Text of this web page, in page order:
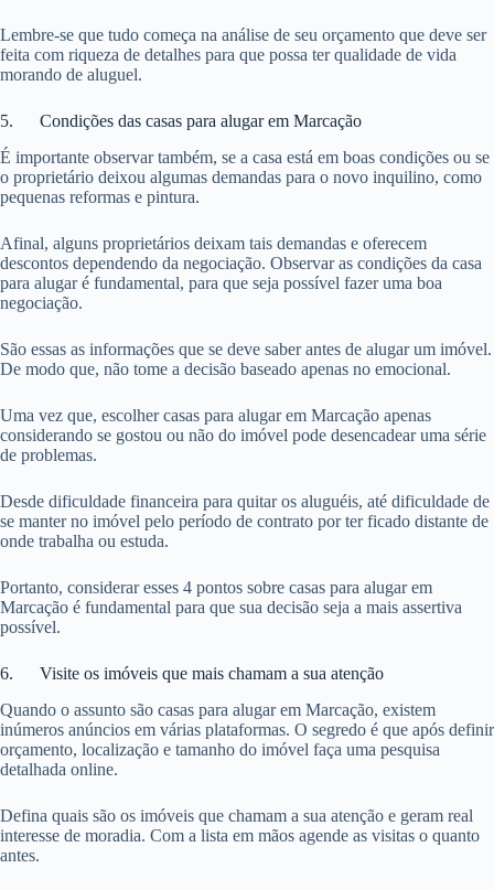
Lembre-se que tudo começa na análise de seu orçamento que deve ser
feita com riqueza de detalhes para que possa ter qualidade de vida
morando de aluguel.
5. Condições das casas para alugar em Marcação
É importante observar também, se a casa está em boas condições ou se
o proprietário deixou algumas demandas para o novo inquilino, como
pequenas reformas e pintura.
Afinal, alguns proprietários deixam tais demandas e oferecem
descontos dependendo da negociação. Observar as condições da casa
para alugar é fundamental, para que seja possível fazer uma boa
negociação.
São essas as informações que se deve saber antes de alugar um imóvel.
De modo que, não tome a decisão baseado apenas no emocional.
Uma vez que, escolher casas para alugar em Marcação apenas
considerando se gostou ou não do imóvel pode desencadear uma série
de problemas.
Desde dificuldade financeira para quitar os aluguéis, até dificuldade de
se manter no imóvel pelo período de contrato por ter ficado distante de
onde trabalha ou estuda.
Portanto, considerar esses 4 pontos sobre casas para alugar em
Marcação é fundamental para que sua decisão seja a mais assertiva
possível.
6. Visite os imóveis que mais chamam a sua atenção
Quando o assunto são casas para alugar em Marcação, existem
inúmeros anúncios em várias plataformas. O segredo é que após definir
orçamento, localização e tamanho do imóvel faça uma pesquisa
detalhada online.
Defina quais são os imóveis que chamam a sua atenção e geram real
interesse de moradia. Com a lista em mãos agende as visitas o quanto
antes.